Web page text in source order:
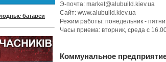
батареи
Э-почта: market@alubuild.kiev.ua
Сайт: www.alubuild.kiev.ua
Режим работы: понедельник -
Часы приема: вторник, среда с
Коммунальное